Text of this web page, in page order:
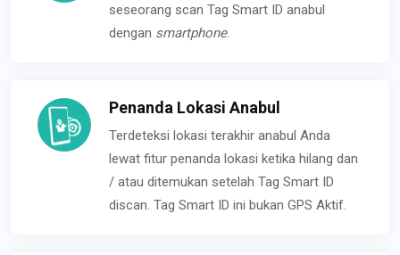
seseorang scan Tag Smart ID anabul
dengan smartphone.
Penanda Lokasi Anabul
Terdeteksi lokasi terakhir anabul Anda
lewat fitur penanda lokasi ketika hilang dan
/ atau ditemukan setelah Tag Smart ID
discan. Tag Smart ID ini bukan GPS Aktif.